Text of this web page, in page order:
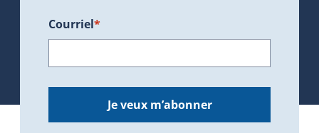
Courriel*
Je veux m’abonner